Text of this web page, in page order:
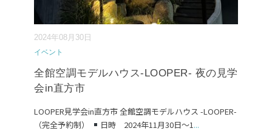
2024年08月30日
イベント
全館空調モデルハウス-LOOPER- 夜の見学
会in直方市
LOOPER見学会in直方市 全館空調モデルハウス -LOOPER-
（完全予約制）
日時 2024年11月30日～1...